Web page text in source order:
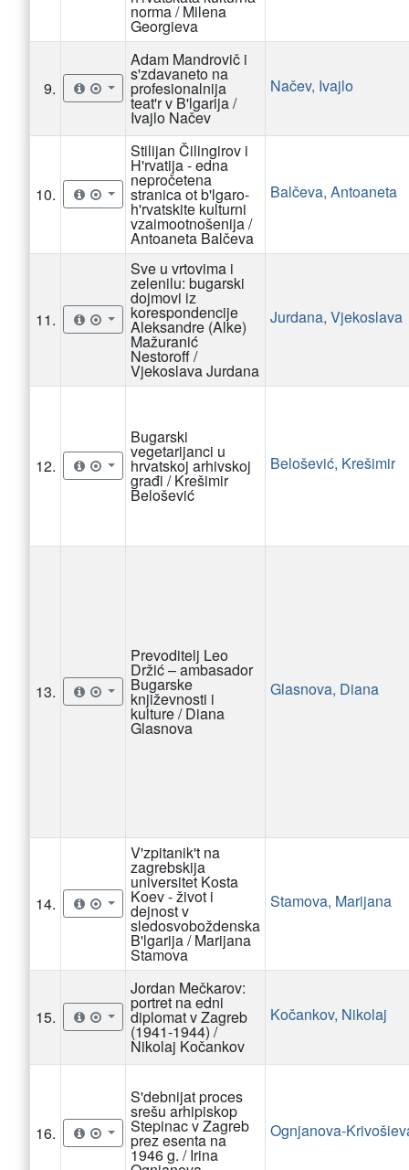
norma / Milena
Georgieva
9.
Adam Mandrovič i
s'zdavaneto na
profesionalnija
teat'r v B'lgarija /
Ivajlo Načev
Načev, Ivajlo
10.
Stilijan Čilingirov i
H'rvatija - edna
nepročetena
stranica ot b'lgaro-
h'rvatskite kulturni
vzaimootnošenija /
Antoaneta Balčeva
Balčeva, Antoaneta
11.
Sve u vrtovima i
zelenilu: bugarski
dojmovi iz
korespondencije
Aleksandre (Alke)
Mažuranić
Nestoroff /
Vjekoslava Jurdana
Jurdana, Vjekoslava
12.
Bugarski
vegetarijanci u
hrvatskoj arhivskoj
građi / Krešimir
Belošević
Belošević, Krešimir
13.
Prevoditelj Leo
Držić – ambasador
Bugarske
književnosti i
kulture / Diana
Glasnova
Glasnova, Diana
14.
V'zpitanik't na
zagrebskija
universitet Kosta
Koev - život i
dejnost v
sledosvoboždenska
B'lgarija / Marijana
Stamova
Stamova, Marijana
15.
Jordan Mečkarov:
portret na edni
diplomat v Zagreb
(1941-1944) /
Nikolaj Kočankov
Kočankov, Nikolaj
16.
S'debnijat proces
srešu arhipiskop
Stepinac v Zagreb
prez esenta na
1946 g. / Irina
Ognjanova-